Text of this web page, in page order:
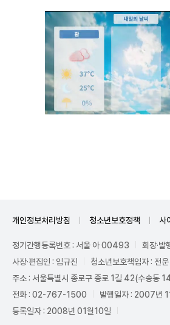
개인정보처리방침 청소년보호정책 사
정기간행등록번호 : 서울 아 00493
회장·발
사장·편집인 : 임규진
청소년보호책임자 : 전운
주소 : 서울특별시 종로구 종로 1길 42(수송동
전화 : 02-767-1500
발행일자 : 2007년
등록일자 : 2008년 01월10일